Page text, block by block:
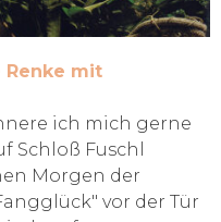
Renke mit
ich mich gerne
Schloß Fuschl
Morgen der
vor der Tür